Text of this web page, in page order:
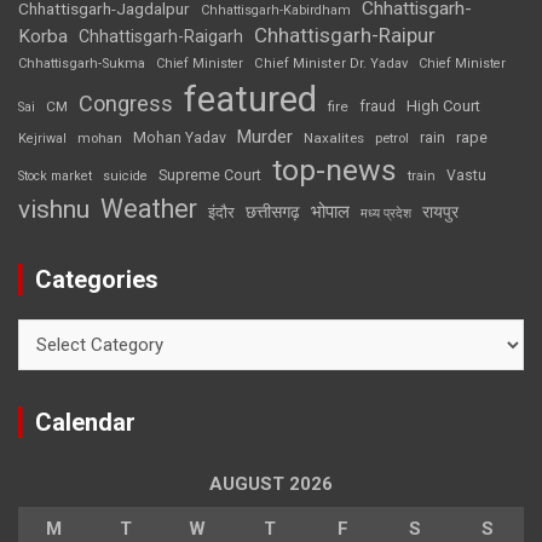
Chhattisgarh-Jagdalpur Chhattisgarh-Kabirdham
Chhattisgarh-
Korba Chhattisgarh-Raigarh Chhattisgarh-Raipur
Chhattisgarh-Sukma Chief Minister Chief Minister Dr. Yadav Chief Minister
Sai CM Congress featured fire fraud High Court
Kejriwal mohan Mohan Yadav Murder Naxalites petrol rain rape
Stock market suicide Supreme Court top-news train Vastu
vishnu Weather इंदौर छत्तीसगढ़ भोपाल मध्य प्रदेश रायपुर
Categories
Calendar
AUGUST 2026
M T W T F S S